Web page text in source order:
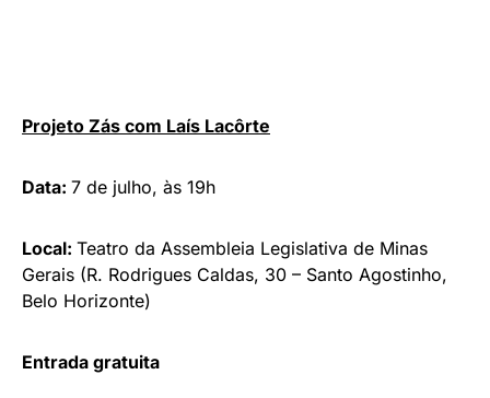
Projeto Zás com Laís Lacôrte
Data: 7 de julho, às 19h
Local: Teatro da Assembleia Legislativa de Minas
Gerais (R. Rodrigues Caldas, 30 – Santo Agostinho,
Belo Horizonte)
Entrada gratuita